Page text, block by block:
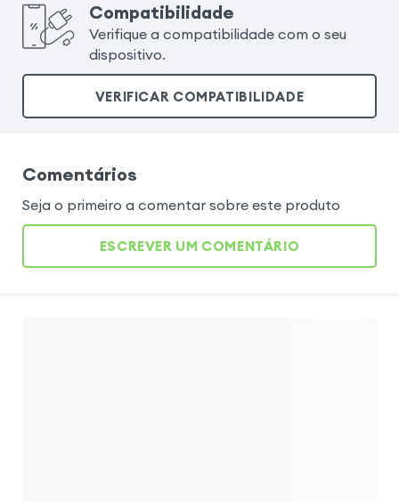
Compatibilidade
Verifique a compatibilidade com o seu
dispositivo.
VERIFICAR COMPATIBILIDADE
Comentários
Seja o primeiro a comentar sobre este produto
ESCREVER UM COMENTÁRIO